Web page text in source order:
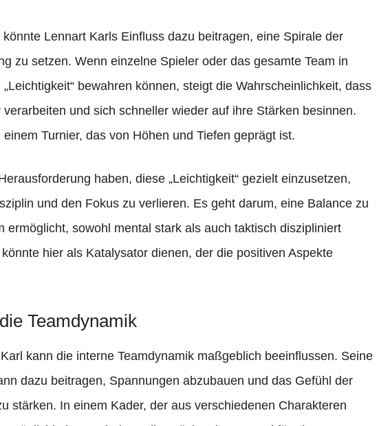
Lennart Karls Einfluss dazu beitragen, eine Spirale der
zu setzen. Wenn einzelne Spieler oder das gesamte Team in
bewahren können, steigt die Wahrscheinlichkeit, dass
und sich schneller wieder auf ihre Stärken besinnen.
Turnier, das von Höhen und Tiefen geprägt ist.
haben, diese „Leichtigkeit“ gezielt einzusetzen,
und den Fokus zu verlieren. Es geht darum, eine Balance zu
ermöglicht, sowohl mental stark als auch taktisch diszipliniert
hier als Katalysator dienen, der die positiven Aspekte
Teamdynamik
kann die interne Teamdynamik maßgeblich beeinflussen. Seine
dazu beitragen, Spannungen abzubauen und das Gefühl der
stärken. In einem Kader, der aus verschiedenen Charakteren